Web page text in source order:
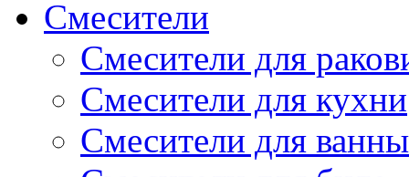
Смесители
Смесители для
Смесители для кухни
Смесители для